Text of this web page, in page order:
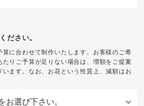
ださい。
算に合わせて制作いたします。お客様のご希
りご予算が足りない場合は、増額をご提案
います。なお、お花という性質上、減額はお